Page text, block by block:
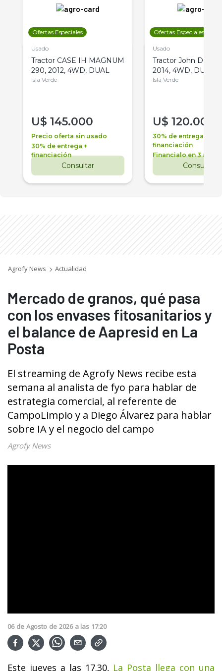
Ofertas Especiales
Usado
Tractor CASE IH MAGNUM
290, 2012, 4WD, DUAL
Isla Verde
U$ 145.000
Precio oferta sin usado
30% de entrega +
financiación
Consultar
Ofertas Especiales
Usado
Tractor John Deere
2014, 4WD, DUAL
Isla Verde
U$ 120.000
30% de entrega +
financiación
Financialo en 3 años
Consultar
Agrofy News Actualidad
Mercado de granos, qué pasa
con los envases fitosanitarios y
el balance de Aapresid en La
Posta
El streaming de Agrofy News recibe esta
semana al analista de fyo para hablar de
estrategia comercial, al referente de
CampoLimpio y a Diego Álvarez para hablar
sobre IA y el negocio del campo
Agrofy News
06 de Agosto de 2026 a las 17:20
Este jueves a las 17.30, La Posta llega con una